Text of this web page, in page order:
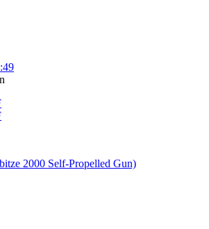
2000 Self-Propelled Gun)